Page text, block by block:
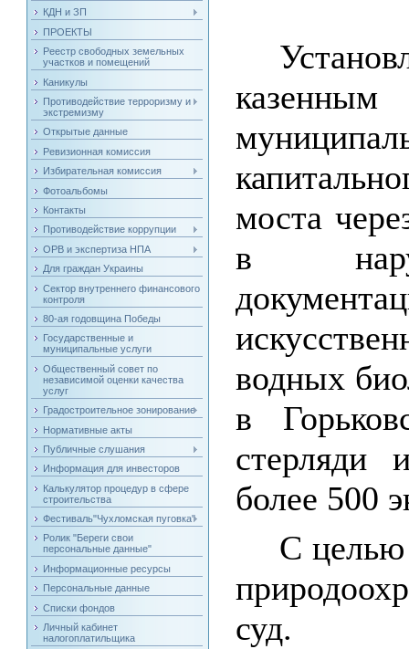
КДН и ЗП
ПРОЕКТЫ
Реестр свободных земельных
участков и помещений
Каникулы
Противодействие терроризму и
экстремизму
Открытые данные
Ревизионная комиссия
Избирательная комиссия
Фотоальбомы
Контакты
Противодействие коррупции
ОРВ и экспертиза НПА
Для граждан Украины
Сектор внутреннего финансового
контроля
80-ая годовщина Победы
Государственные и
муниципальные услуги
Общественный совет по
независимой оценки качества
услуг
Градостроительное зонирование
Нормативные акты
Публичные слушания
Информация для инвесторов
Калькулятор процедур в сфере
строительства
Фестиваль"Чухломская пуговка"
Ролик "Береги свои
персональные данные"
Информационные ресурсы
Персональные данные
Списки фондов
Личный кабинет
налогоплатильщика
моста
в
водных
в
стерляди
более 500
С целью
суд.